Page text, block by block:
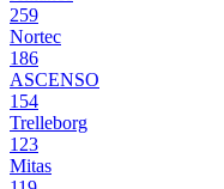
259
Nortec
186
ASCENSO
154
Trelleborg
123
Mitas